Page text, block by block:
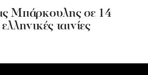
Μπάρκουλης σε 14
ταινίες